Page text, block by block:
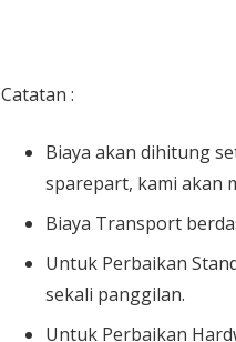
Catatan :
Biaya akan dihitung
sparepart, kami akan
Biaya Transport
Untuk Perbaikan
sekali panggilan.
Untuk Perbaikan